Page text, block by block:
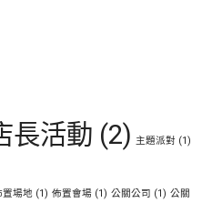
長活動 (2) 主題派對 (1)
置場地 (1) 佈置會場 (1) 公關公司 (1) 公關